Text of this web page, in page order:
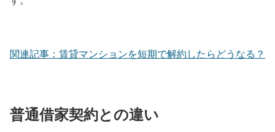
関連記事：賃貸マンションを短期で解約したらどうなる？
普通借家契約との違い